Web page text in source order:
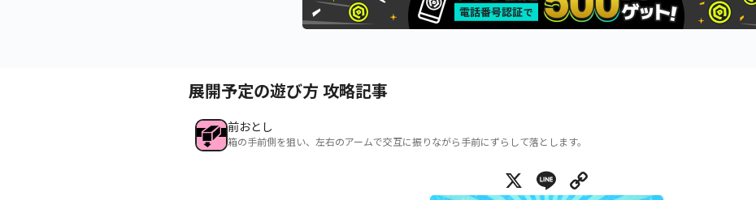
展開予定の遊び方 攻略記事
前おとし
箱の手前側を狙い、左右のアームで交互に振りながら手前にずらして落とします。
X Line